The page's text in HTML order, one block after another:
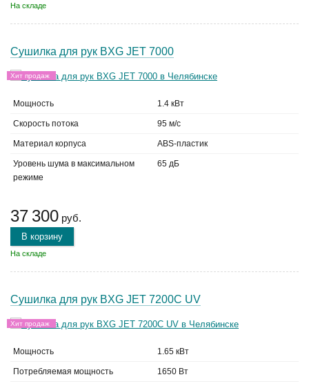
На складе
Сушилка для рук BXG JET 7000
Хит продаж
Мощность 1.4 кВт
Скорость потока 95 м/с
Материал корпуса ABS-пластик
Уровень шума в максимальном
режиме
65 дБ
37 300 руб.
В корзину
На складе
Сушилка для рук BXG JET 7200С UV
Хит продаж
Мощность 1.65 кВт
Потребляемая мощность 1650 Вт